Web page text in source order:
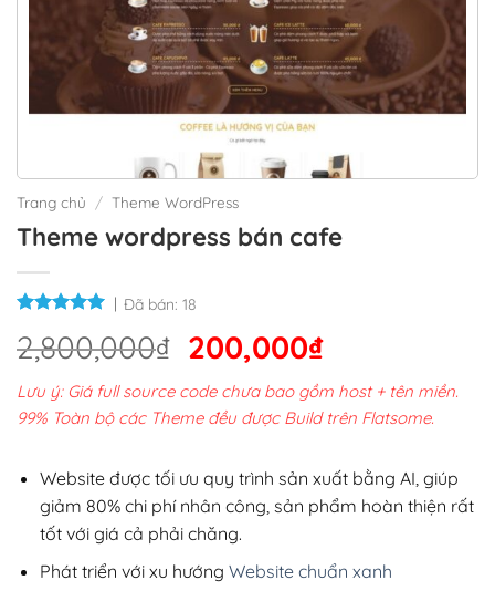
Trang chủ / Theme WordPress
Theme wordpress bán cafe
Đã bán: 18
2,800,000₫ Giá
gốc
là:
2,800,000₫.
200,000₫Giá
hiện
tại
200,000₫.
Lưu ý: Giá full source code chưa bao gồm host + tên miền.
99% Toàn bộ các Theme đều được Build trên Flatsome.
Website được tối ưu quy trình sản xuất bằng AI, giúp
giảm 80% chi phí nhân công, sản phẩm hoàn thiện rất
tốt với giá cả phải chăng.
Phát triển với xu hướng Website chuẩn xanh